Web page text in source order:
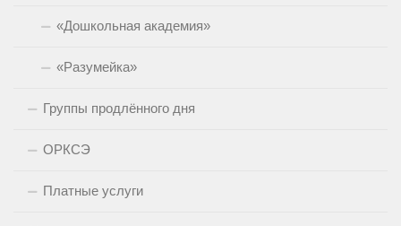
«Дошкольная академия»
«Разумейка»
Группы продлённого дня
ОРКСЭ
Платные услуги